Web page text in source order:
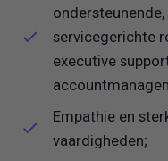
servicegerichte
executive
Empathie en
vaardigheden;